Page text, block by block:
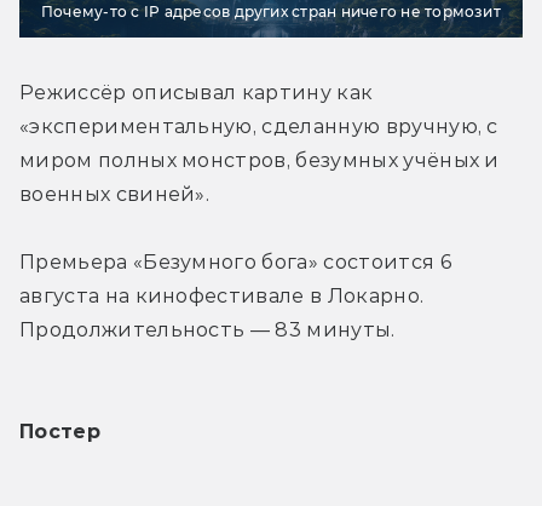
Почему-то с IP адресов других стран ничего не тормозит
Режиссёр описывал картину как
«экспериментальную, сделанную вручную, с
миром полных монстров, безумных учёных и
военных свиней».
Премьера «Безумного бога» состоится 6
августа на кинофестивале в Локарно.
Продолжительность — 83 минуты.
Постер